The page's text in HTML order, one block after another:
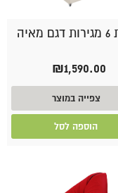
₪1,590.00
צפייה במוצר
הוספה לסל